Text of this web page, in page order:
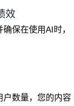
效
保在使用AI时，
户数量，您的内容